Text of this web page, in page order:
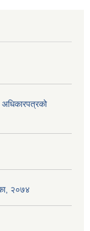
अधिकारपत्रको
२०७४